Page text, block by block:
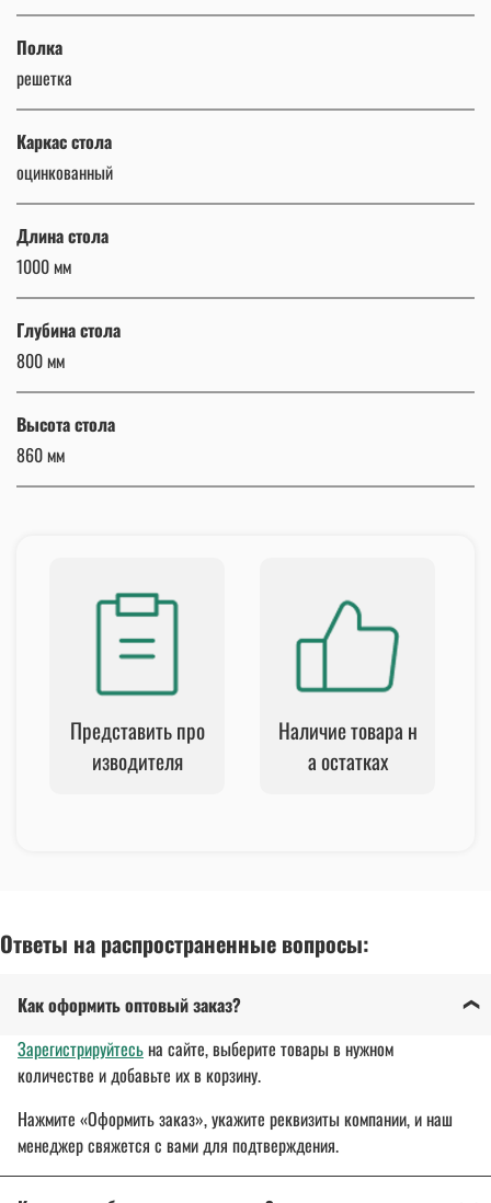
Полка
решетка
Каркас стола
оцинкованный
Длина стола
1000 мм
Глубина стола
800 мм
Высота стола
860 мм
Представить про
изводителя
Наличие товара н
а остатках
Ответы на распространенные вопросы:
Как оформить оптовый заказ?
Зарегистрируйтесьна сайте, выберите товары в нужном
количестве и добавьте их в корзину.
Нажмите «Оформить заказ», укажите реквизиты компании, и наш
менеджер свяжется с вами для подтверждения.